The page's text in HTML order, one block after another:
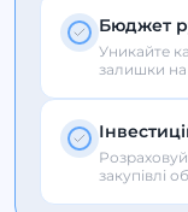
Бюджет
Уникайте
залишки на
закупівлі